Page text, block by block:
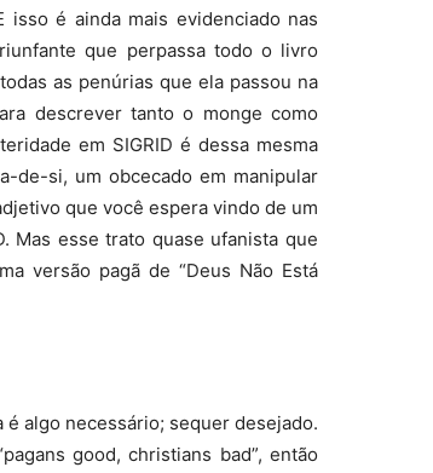
é ainda mais evidenciado nas
que perpassa todo o livro
as penúrias que ela passou na
descrever tanto o monge como
em SIGRID é dessa mesma
de-si, um obcecado em manipular
que você espera vindo de um
Mas esse trato quase ufanista que
versão pagã de “Deus Não Está
algo necessário; sequer desejado.
good, christians bad”, então